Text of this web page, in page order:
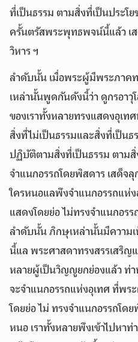
ที่เป็นธรรม ตามสิ่งที่เป็นประ
ครั้นตรัสพระพุทธพจน์นี้แล้ว เส
วิหาร ฯ
ลำดับนั้น เมื่อพระผู้มีพระภาค
เหล่านั้นพูดกันดังนี้ว่า ดูกรอา
ของเราทั้งหลายทรงแสดงอุเท
สิ่งที่ไม่เป็นธรรมและสิ่งที่เป็น
ปฏิบัติตามสิ่งที่เป็นธรรม ตามสิ่
จำแนกอรรถโดยพิสดาร เสด็จลุ
ใครหนอแลพึงจำแนกอรรถแห่
แสดงโดยย่อ ไม่ทรงจำแนกอร
ลำดับนั้น ภิกษุเหล่านั้นมีความ
นี้แล พระศาสดาทรงสรรเสริญ
หลายผู้เป็นวิญญูยกย่องแล้ว ท่
จะจำแนกอรรถแห่งอุเทศ ที่พ
โดยย่อ ไม่ ทรงจำแนกอรรถโด
หนอ เราทั้งหลายพึงเข้าไปหา